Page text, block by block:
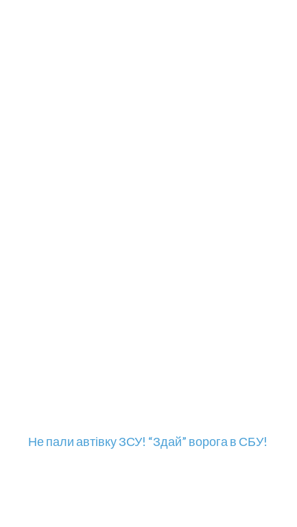
Не пали автівку ЗСУ! “Здай” ворога в СБУ!